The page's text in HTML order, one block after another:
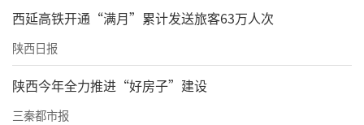
西延高铁开通“满月”累计发送旅客63万人次
陕西日报
陕西今年全力推进“好房子”建设
三秦都市报